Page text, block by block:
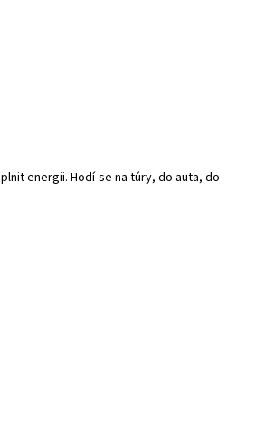
energii. Hodí se na túry, do auta, do